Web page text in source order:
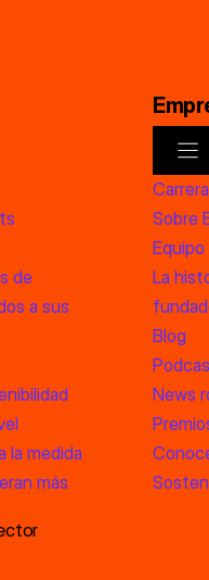
de
a sus
la medida
más
Sobre
La
Blog
News